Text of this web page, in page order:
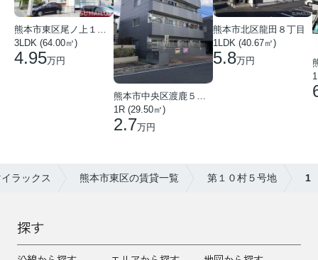
3LDK (64.00㎡)
4.95万円
熊本市中央区渡鹿５丁目
1R (29.50㎡)
2.7万円
熊本市北区龍田８丁目
1LDK (40.67㎡)
5.8万円
ラックス 熊本市東区の賃貸一覧 第１０村５号地 1
探す